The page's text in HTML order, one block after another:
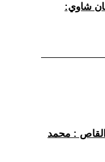
شاوي:
القاص : محمد